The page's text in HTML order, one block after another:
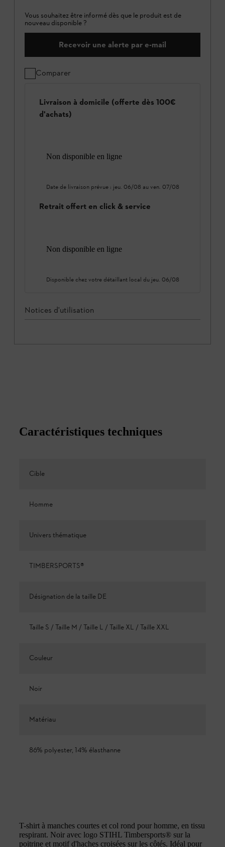
Vous souhaitez être informé dès que le produit est de
nouveau disponible ?
Recevoir une alerte par e-mail
Comparer
Livraison à domicile (offerte dès 100€
d'achats)
Non disponible en ligne
Date de livraison prévue : jeu. 06/08 au ven. 07/08
Retrait offert en click & service
Non disponible en ligne
Disponible chez votre détaillant local du jeu. 06/08
Notices d'utilisation
Caractéristiques techniques
Cible
Homme
Univers thématique
TIMBERSPORTS®
Désignation de la taille DE
Taille S / Taille M / Taille L / Taille XL / Taille XXL
Couleur
Noir
Matériau
86% polyester, 14% élasthanne
T-shirt à manches courtes et col rond pour homme, en tissu
respirant. Noir avec logo STIHL Timbersports® sur la
poitrine et motif d'haches croisées sur les côtés. Idéal pour